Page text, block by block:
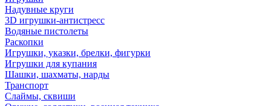
Надувные круги
3D игрушки-антистресс
Водяные пистолеты
Раскопки
Игрушки, указки, брелки, фигурки
Игрушки для купания
Шашки, шахматы, нарды
Транспорт
Слаймы, сквиши